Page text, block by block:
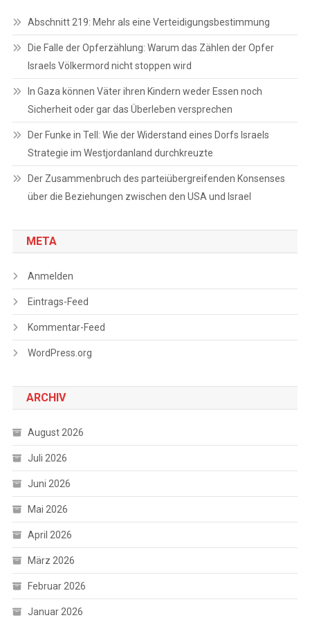
Abschnitt 219: Mehr als eine Verteidigungsbestimmung
Die Falle der Opferzählung: Warum das Zählen der Opfer
Israels Völkermord nicht stoppen wird
In Gaza können Väter ihren Kindern weder Essen noch
Sicherheit oder gar das Überleben versprechen
Der Funke in Tell: Wie der Widerstand eines Dorfs Israels
Strategie im Westjordanland durchkreuzte
Der Zusammenbruch des parteiübergreifenden Konsenses
über die Beziehungen zwischen den USA und Israel
META
Anmelden
Eintrags-Feed
Kommentar-Feed
WordPress.org
ARCHIV
August 2026
Juli 2026
Juni 2026
Mai 2026
April 2026
März 2026
Februar 2026
Januar 2026